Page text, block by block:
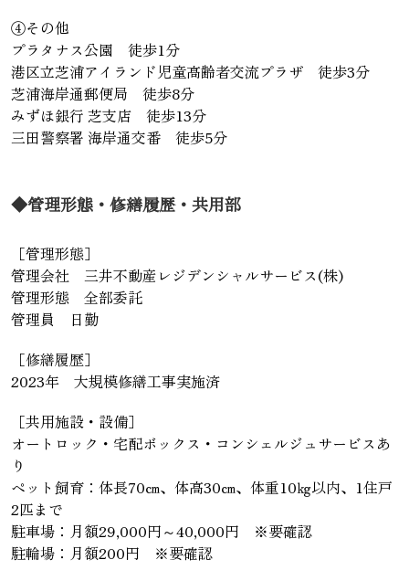
④その他
プラタナス公園 徒歩1分
港区立芝浦アイランド児童高齢者交流プラザ 徒歩3分
芝浦海岸通郵便局 徒歩8分
みずほ銀行 芝支店 徒歩13分
三田警察署 海岸通交番 徒歩5分
◆管理形態・修繕履歴・共用部
［管理形態］
管理会社 三井不動産レジデンシャルサービス(株)
管理形態 全部委託
管理員 日勤
［修繕履歴］
2023年 大規模修繕工事実施済
［共用施設・設備］
オートロック・宅配ボックス・コンシェルジュサービスあ
り
ペット飼育：体長70㎝、体高30㎝、体重10㎏以内、1住戸
2匹まで
駐車場：月額29,000円～40,000円 ※要確認
駐輪場：月額200円 ※要確認